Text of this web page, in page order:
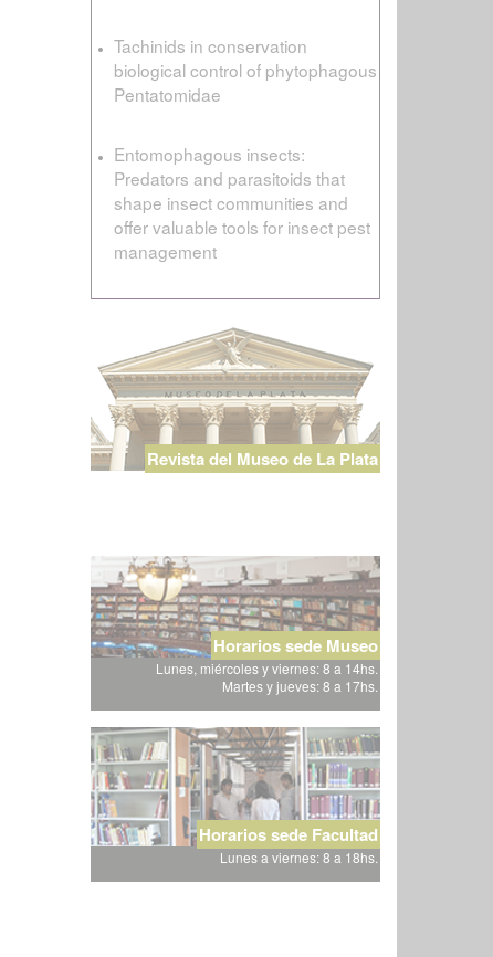
Tachinids in conservation
biological control of phytophagous
Pentatomidae
Entomophagous insects:
Predators and parasitoids that
shape insect communities and
offer valuable tools for insect pest
management
Revista del Museo de La Plata
Horarios sede Museo
Lunes, miércoles y viernes: 8 a 14hs.
Martes y jueves: 8 a 17hs.
Horarios sede Facultad
Lunes a viernes: 8 a 18hs.